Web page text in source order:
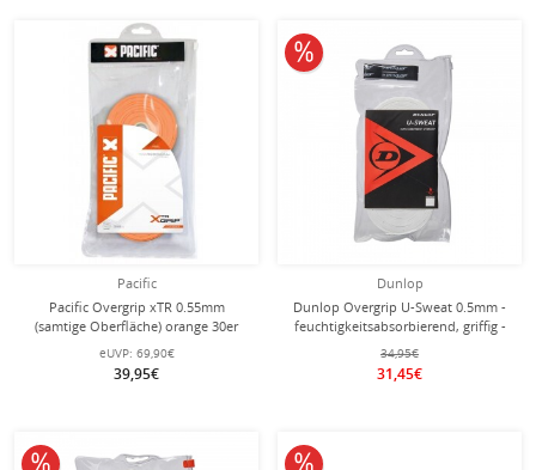
Pacific
Pacific Overgrip xTR 0.55mm
(samtige Oberfläche) orange 30er
Clip-Beutel
eUVP: 69,90€
39,95€
Dunlop
Dunlop Overgrip U-Sweat 0.5mm -
feuchtigkeitsabsorbierend, griffig -
weiss 30er Clip-Beutel
34,95€
31,45€
10% reduziert
10% reduziert 10% reduziert